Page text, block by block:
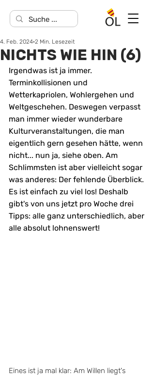
NICHTS WIE HIN (6)
4. Feb. 2024 2 Min. Lesezeit
Irgendwas ist ja immer.
Terminkollisionen und
Wetterkapriolen, Wohlergehen und
Weltgeschehen. Deswegen verpasst
man immer wieder wunderbare
Kulturveranstaltungen, die man
eigentlich gern gesehen hätte, wenn
nicht... nun ja, siehe oben. Am
Schlimmsten ist aber vielleicht sogar
was anderes: Der fehlende Überblick.
Es ist einfach zu viel los! Deshalb
gibt's von uns jetzt pro Woche drei
Tipps: alle ganz unterschiedlich, aber
alle absolut lohnenswert!
Eines ist ja mal klar: Am Willen liegt's